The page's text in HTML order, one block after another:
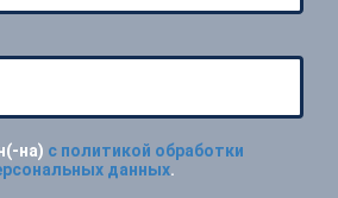
на) с политикой обработки
данных.